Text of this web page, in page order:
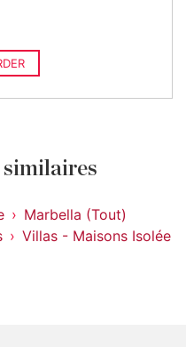
Marbella (Tout)
Villas - Maisons Isolée